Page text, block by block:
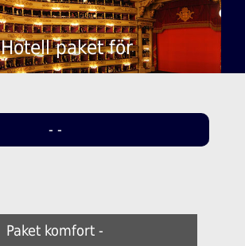
Hotell paket för
- -
Paket komfort -